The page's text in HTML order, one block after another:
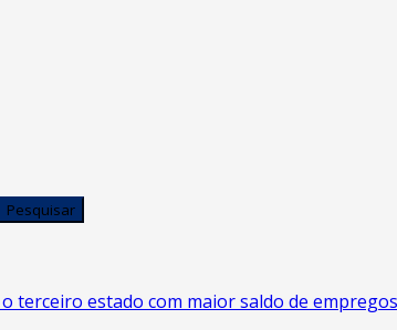
terceiro estado com maior saldo de